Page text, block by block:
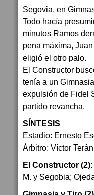
Segovia, en
Todo hacía
minutos Ramos
pena máxima,
eligió el otro palo.
El Constructor
tenía a un
expulsión de Fidel
partido revancha.
SÍNTESIS
Estadio: Ernesto
Árbitro: Víctor Terán
El Constructor (2):
M. y Segobia;